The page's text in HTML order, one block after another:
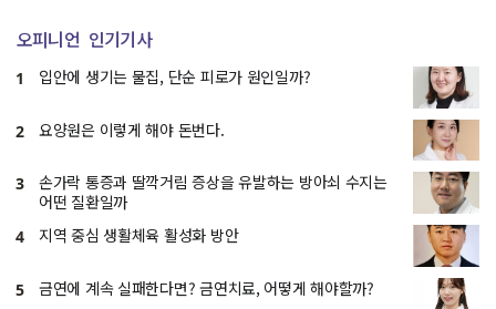
오피니언 인기기사
1 입안에 생기는 물집, 단순 피로가 원인일까?
2 요양원은 이렇게 해야 돈번다.
3
손가락 통증과 딸깍거림 증상을 유발하는 방아쇠 수지는
어떤 질환일까
4 지역 중심 생활체육 활성화 방안
5 금연에 계속 실패한다면? 금연치료, 어떻게 해야할까?